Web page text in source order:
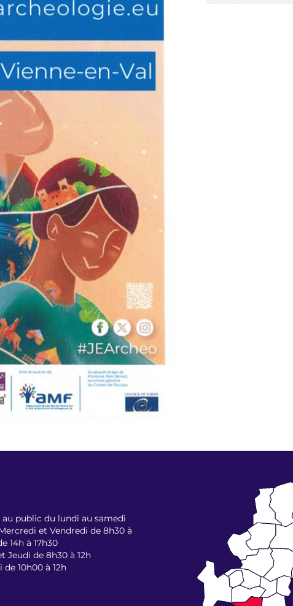
public du lundi au samedi
et Vendredi de 8h30 à
14h à 17h30
Jeudi de 8h30 à 12h
de 10h00 à 12h